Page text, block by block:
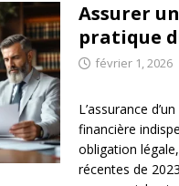
Assurer
pratique
février 1, 2026
L’assurance
financière
obligation
récentes de